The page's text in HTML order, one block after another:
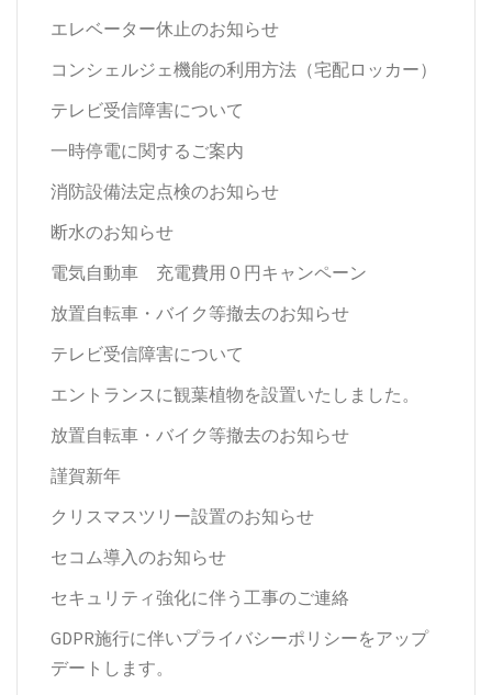
エレベーター休止のお知らせ
コンシェルジェ機能の利用方法（宅配ロッカー）
テレビ受信障害について
一時停電に関するご案内
消防設備法定点検のお知らせ
断水のお知らせ
電気自動車 充電費用０円キャンペーン
放置自転車・バイク等撤去のお知らせ
テレビ受信障害について
エントランスに観葉植物を設置いたしました。
放置自転車・バイク等撤去のお知らせ
謹賀新年
クリスマスツリー設置のお知らせ
セコム導入のお知らせ
セキュリティ強化に伴う工事のご連絡
GDPR施行に伴いプライバシーポリシーをアップ
デートします。